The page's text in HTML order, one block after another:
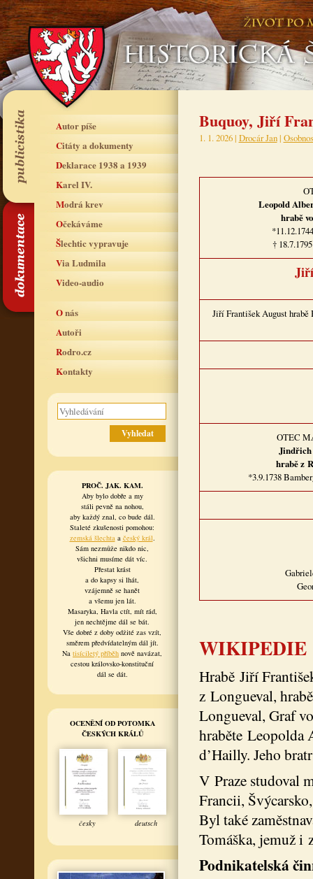
Autor píše
Citáty a dokumenty
Deklarace 1938 a 1939
Karel IV.
Modrá krev
Očekáváme
Šlechtic vypravuje
Via Ludmila
Video-audio
O nás
Autoři
Rodro.cz
Kontakty
PROČ. JAK. KAM.
Aby bylo dobře a my
stáli pevně na nohou,
aby každý znal, co bude dál.
Staleté zkušenosti pomohou:
zemská šlechtaa český král.
Sám nezmůže nikdo nic,
všichni musíme dát víc.
Přestat krást
a do kapsy si lhát,
vzájemně se hanět
a všemu jen lát.
Masaryka, Havla ctít, mít rád,
jen nechtějme dál se bát.
Vše dobré z doby odžité zas vzít,
směrem předvídatelným dál jít.
Na tisíciletý příběh nově navázat,
cestou královsko-konstituční
dál se dát.
OCENĚNÍ OD POTOMKA
ČESKÝCH KRÁLŮ
česky deutsch
Buquoy, Jiří
1. 1. 2026 | Drocár Jan|
Leopold
hrabě
†
Jiří František August hrabě
OTEC
hrabě z
*3.9.1738
WIKIPEDIE
Hrabě Jiří
z Longueval,
Longueval, Graf
hraběte Leopolda
d’Hailly. Jeho
V Praze studoval
Francii,
Byl také
Tomáška, jemuž i
Podnikatelská